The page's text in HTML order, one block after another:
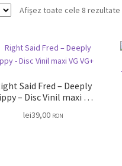
Afișez toate cele 8 rezultate
Said Fred – Deeply
Vinil maxi VG
lei39,00 RON